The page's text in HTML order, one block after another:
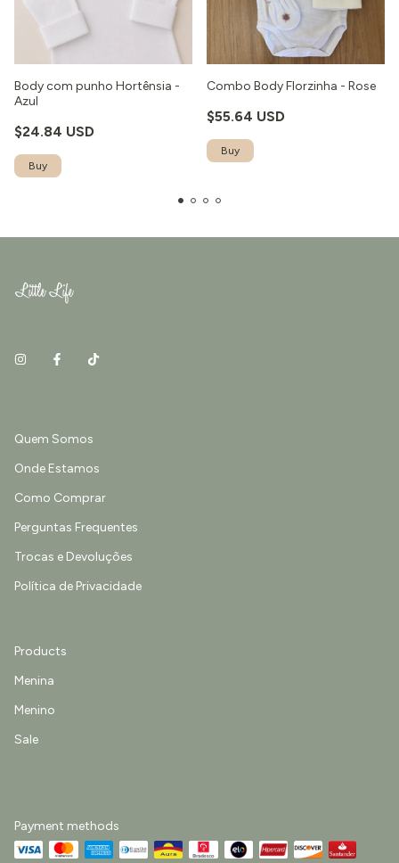
Body com punho Hortênsia -
Azul
$24.84 USD
Combo Body Florzinha - Rose
$55.64 USD
Quem Somos
Onde Estamos
Como Comprar
Perguntas Frequentes
Trocas e Devoluções
Política de Privacidade
Products
Menina
Menino
Sale
Payment methods